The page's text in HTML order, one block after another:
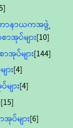
ာနာယကအဖွဲ့
အုပ်များ[10]
အုပ်များ[144]
ား[4]
ျား[4]
[15]
ပ်များ[6]